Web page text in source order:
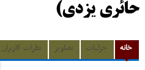
حائری یزدی)
خانه جزئیات تصاویر نظرات کاربران